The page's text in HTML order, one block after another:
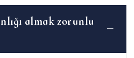
almak zorunlu